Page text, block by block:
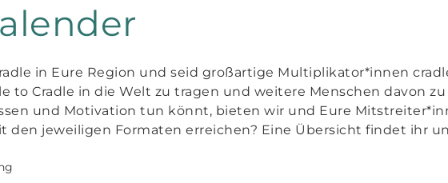
in Eure Region und seid großartige Multiplikator*innen
to Cradle in die Welt zu tragen und weitere Menschen davon
und Motivation tun könnt, bieten wir und Eure
den jeweiligen Formaten erreichen? Eine Übersicht findet ihr